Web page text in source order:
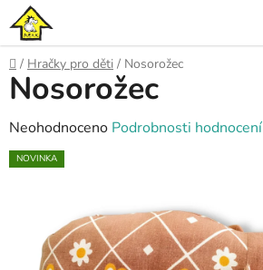
Přejít
na
obsah
Domů
/ Hračky pro děti / Nosorožec
Nosorožec
Průměrné
hodnocení
Neohodnoceno Podrobnosti hodnocení
NOVINKA